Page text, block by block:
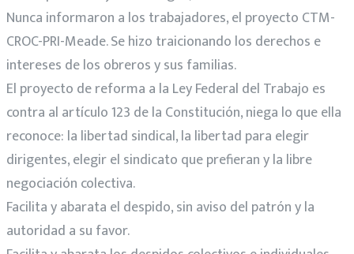
Nunca informaron a los trabajadores, el proyecto CTM-
CROC-PRI-Meade. Se hizo traicionando los derechos e
intereses de los obreros y sus familias.
El proyecto de reforma a la Ley Federal del Trabajo es
contra al artículo 123 de la Constitución, niega lo que ella
reconoce: la libertad sindical, la libertad para elegir
dirigentes, elegir el sindicato que prefieran y la libre
negociación colectiva.
Facilita y abarata el despido, sin aviso del patrón y la
autoridad a su favor.